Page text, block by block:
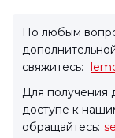
По любым
свяжитесь:
Для получения
доступе к
обращайтесь: